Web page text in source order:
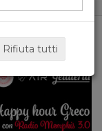
Rifiuta tutti